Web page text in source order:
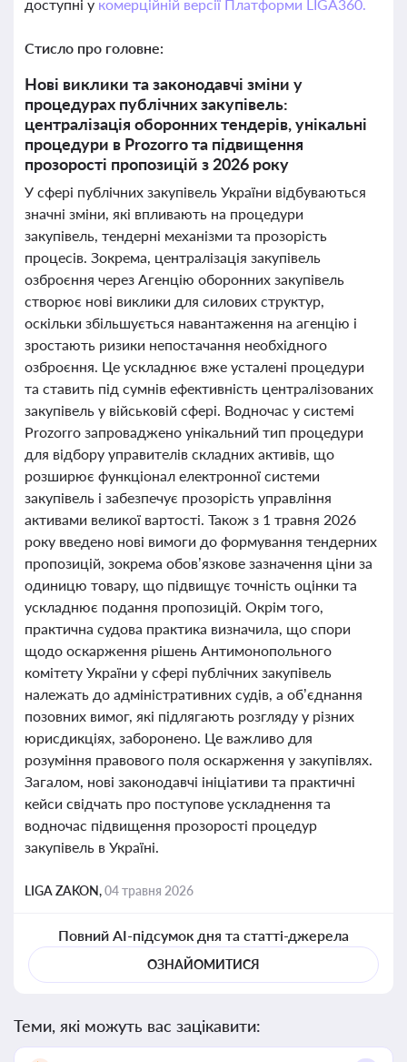
доступні у комерційній версії Платформи LIGA360.
Стисло про головне:
Нові виклики та законодавчі зміни у
процедурах публічних закупівель:
централізація оборонних тендерів, унікальні
процедури в Prozorro та підвищення
прозорості пропозицій з 2026 року
У сфері публічних закупівель України відбуваються
значні зміни, які впливають на процедури
закупівель, тендерні механізми та прозорість
процесів. Зокрема, централізація закупівель
озброєння через Агенцію оборонних закупівель
створює нові виклики для силових структур,
оскільки збільшується навантаження на агенцію і
зростають ризики непостачання необхідного
озброєння. Це ускладнює вже усталені процедури
та ставить під сумнів ефективність централізованих
закупівель у військовій сфері. Водночас у системі
Prozorro запроваджено унікальний тип процедури
для відбору управителів складних активів, що
розширює функціонал електронної системи
закупівель і забезпечує прозорість управління
активами великої вартості. Також з 1 травня 2026
року введено нові вимоги до формування тендерних
пропозицій, зокрема обов’язкове зазначення ціни за
одиницю товару, що підвищує точність оцінки та
ускладнює подання пропозицій. Окрім того,
практична судова практика визначила, що спори
щодо оскарження рішень Антимонопольного
комітету України у сфері публічних закупівель
належать до адміністративних судів, а об’єднання
позовних вимог, які підлягають розгляду у різних
юрисдикціях, заборонено. Це важливо для
розуміння правового поля оскарження у закупівлях.
Загалом, нові законодавчі ініціативи та практичні
кейси свідчать про поступове ускладнення та
водночас підвищення прозорості процедур
закупівель в Україні.
LIGA ZAKON,04 травня 2026
Повний AI-підсумок дня та статті-джерела
ОЗНАЙОМИТИСЯ
Теми, які можуть вас зацікавити: